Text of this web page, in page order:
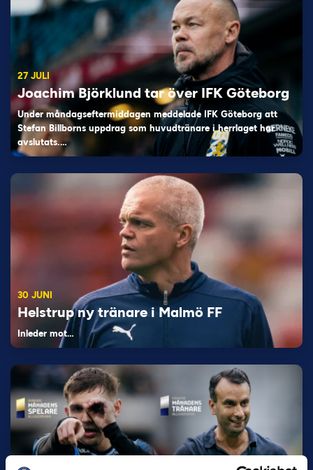
27 JULI
Joachim Björklund tar över IFK Göteborg
Under måndagseftermiddagen meddelade IFK Göteborg att
Stefan Billborns uppdrag som huvudtränare i herrlaget har
avslutats.…
30 JUNI
Helstrup ny tränare i Malmö FF
Inleder mot…